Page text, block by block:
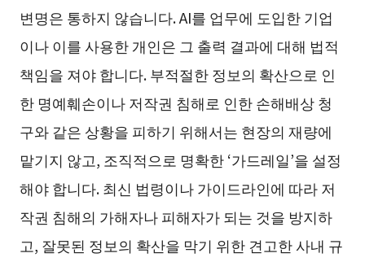
변명은 통하지 않습니다. AI를 업무에 도입한 기업
이나 이를 사용한 개인은 그 출력 결과에 대해 법적
책임을 져야 합니다. 부적절한 정보의 확산으로 인
한 명예훼손이나 저작권 침해로 인한 손해배상 청
구와 같은 상황을 피하기 위해서는 현장의 재량에
맡기지 않고, 조직적으로 명확한 ‘가드레일’을 설정
해야 합니다. 최신 법령이나 가이드라인에 따라 저
작권 침해의 가해자나 피해자가 되는 것을 방지하
고, 잘못된 정보의 확산을 막기 위한 견고한 사내 규